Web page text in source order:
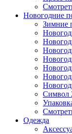
Новогодние
Зимние
Символ
Одежда